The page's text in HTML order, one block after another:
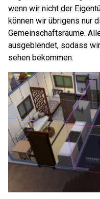
wenn wir nicht der
können wir übrigens nur
Gemeinschaftsräume.
ausgeblendet, sodass
sehen bekommen.